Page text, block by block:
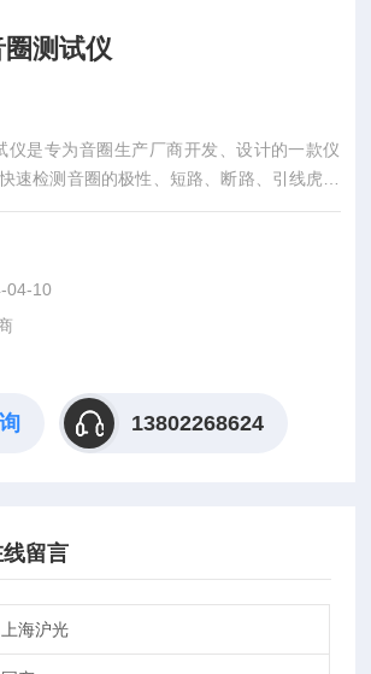
测试仪
仪是专为音圈生产厂商开发、设计的一款仪
速检测音圈的极性、短路、断路、引线虎焊
型电阻转换器还能同时测试音圈(或者线圈)
解决了困扰音圈制造行业多年的产品质量问
的标准配置。
04-10
13802268624
留言
上海沪光